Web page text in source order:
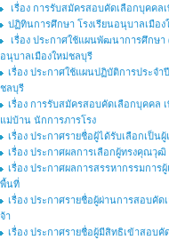
เรื่อง การรับสมัครสอบคัดเลือกบุคคล
ปฏิทินการศึกษา โรงเรียนอนุบาลเมือ
เรื่อง ประกาศใช้แผนพัฒนาการศึกษ
อนุบาลเมืองใหม่ชลบุรี
เรื่อง ประกาศใช้แผนปฏิบัติการประจ
ชลบุรี
เรื่อง การรับสมัครสอบคัดเลือกบุคคล
แม่บ้าน นักการภารโรง
เรื่อง ประกาศรายชื่อผู้ได้รับเลือกเป็
เรื่อง ประกาศผลการเลือกผู้ทรงคุณวุฒิ
เรื่อง ประกาศผลการสรรหากรรมกา
พื้นที่
เรื่อง ประกาศรายชื่อผู้ผ่านการสอบคั
จ้า
เรื่อง ประกาศรายชื่อผู้มีสิทธิเข้าสอบ